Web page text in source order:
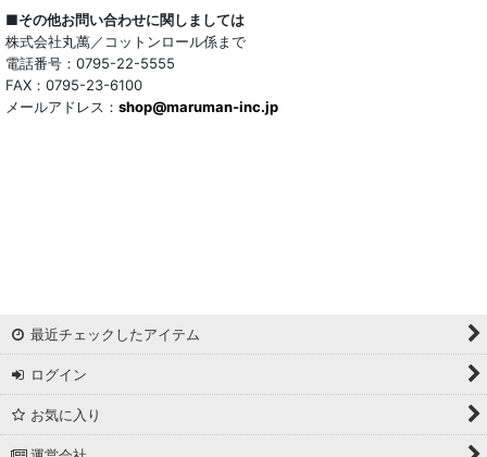
ウール混
トリアセテート混
サッカー/クレープ
マドラスチェック
ドビー
撥水加工
■その他お問い合わせに関しましては
株式会社丸萬／コットンロール係まで
電話番号：0795-22-5555
FAX：0795-23-6100
メールアドレス： shop@maruman-inc.jp
最近チェックしたアイテム
ログイン
お気に入り